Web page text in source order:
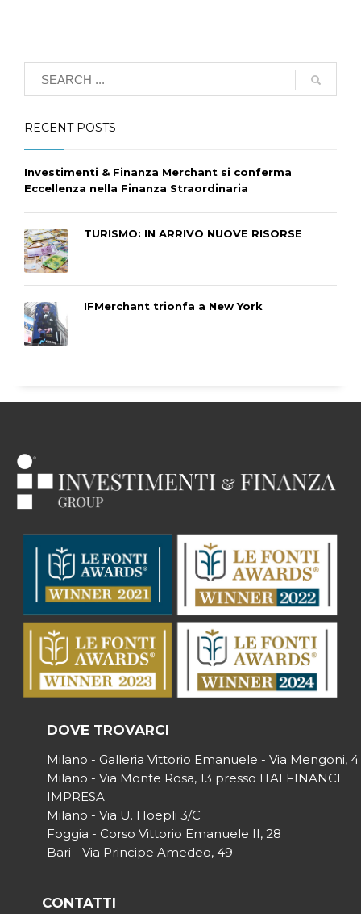
RECENT POSTS
Investimenti & Finanza Merchant si conferma
Eccellenza nella Finanza Straordinaria
TURISMO: IN ARRIVO NUOVE RISORSE
IFMerchant trionfa a New York
DOVE TROVARCI
Milano - Galleria Vittorio Emanuele - Via Mengoni, 4
Milano - Via Monte Rosa, 13 presso ITALFINANCE
IMPRESA
Milano - Via U. Hoepli 3/C
Foggia - Corso Vittorio Emanuele II, 28
Bari - Via Principe Amedeo, 49
CONTATTI